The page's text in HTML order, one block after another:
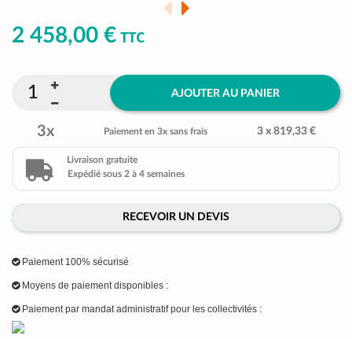
2 458,00 € TTC
AJOUTER AU PANIER
3x Paiement en 3x sans frais 3 x 819,33 €
Livraison gratuite
Expédié sous 2 à 4 semaines
RECEVOIR UN DEVIS
Paiement 100% sécurisé
Moyens de paiement disponibles :
Paiement par mandat administratif pour les collectivités :